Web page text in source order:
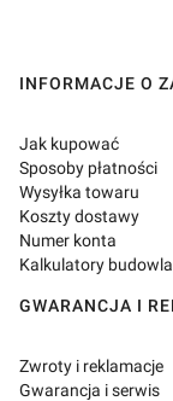
Linki w
INFORMACJE O
Jak kupować
Sposoby płatności
Wysyłka towaru
Koszty dostawy
Numer konta
Kalkulatory
GWARANCJA I
Zwroty i reklamacje
Gwarancja i serwis